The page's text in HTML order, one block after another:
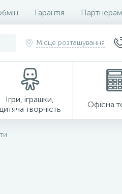
Гарантія Партнерам
Місце розташування
Ігри, іграшки,
творчість
Офісна